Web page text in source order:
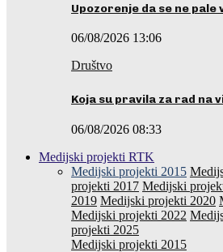
Upozorenje da se ne
06/08/2026 13:06
Društvo
Koja su pravila za rad na
06/08/2026 08:33
Medijski projekti RTK
Medijski projekti 2015
projekti 2017 Medijski
2019 Medijski projekti 2020
Medijski projekti 2022
projekti 2025
Medijski projekti 2015